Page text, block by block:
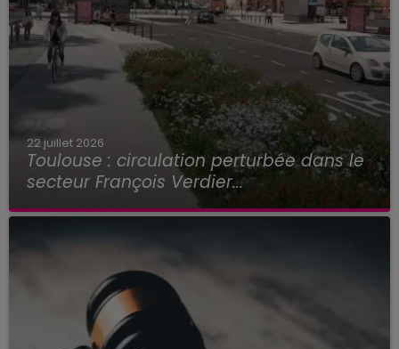
22 juillet 2026
Toulouse : circulation perturbée dans le
secteur François Verdier...